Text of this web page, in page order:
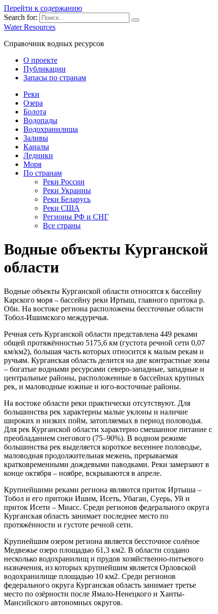
Перейти к содержанию
Search for:
Water Resources
Справочник водных ресурсов
О проекте
Публикации
Запасы по странам
Реки
Озера
Болота
Водопады
Водохранилища
Заливы
Каналы
Ледники
Моря
По странам
Реки России
Реки Украины
Реки Беларусь
Реки США
Регионы РФ и СНГ
Все страны
Водные объекты Курганской
области
Водные объекты Курганской области относятся к бассейну
Карского моря – бассейну реки Иртыш, главного притока р.
Оби. На востоке региона расположены бессточные области
Тобол-Ишимского междуречья.
Речная сеть Курганской области представлена 449 реками
общей протяжённостью 5175,6 км (густота речной сети 0,07
км/км2), большая часть которых относится к малым рекам и
ручьям. Курганская область делится на две контрастные зоны
– богатые водными ресурсами северо-западные, западные и
центральные районы, расположенные в бассейнах крупных
рек, и маловодные южные и юго-восточные районы.
На востоке области реки практически отсутствуют. Для
большинства рек характерны малые уклоны и наличие
широких и низких пойм, затопляемых в период половодья.
Для рек Курганской области характерно смешанное питание с
преобладанием снегового (75–90%). В водном режиме
большинства рек выделяется короткое весеннее половодье,
маловодная продолжительная межень, прерываемая
кратковременными дождевыми паводками. Реки замерзают в
конце октября – ноябре, вскрываются в апреле.
Крупнейшими реками региона являются приток Иртыша –
Тобол и его притоки Ишим, Исеть, Убаган, Суерь, Уй и
приток Исети – Миасс. Среди регионов федерального округа
Курганская область занимает последнее место по
протяжённости и густоте речной сети.
Крупнейшим озером региона является бессточное солёное
Медвежье озеро площадью 61,3 км2. В области создано
несколько водохранилищ и прудов хозяйственно-питьевого
назначения, из которых крупнейшим является Орловской
водохранилище площадью 10 км2. Среди регионов
федерального округа Курганская область занимает третье
место по озёрности после Ямало-Ненецкого и Ханты-
Мансийского автономных округов.